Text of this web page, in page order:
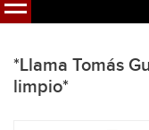
*Llama Tomás
limpio*